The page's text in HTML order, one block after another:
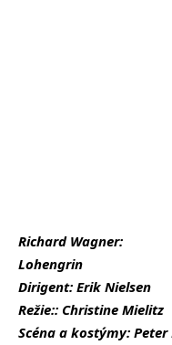
Richard Wagner:
Lohengrin
Dirigent: Erik Nielsen
Režie:: Christine Mielitz
Scéna a kostýmy: Peter